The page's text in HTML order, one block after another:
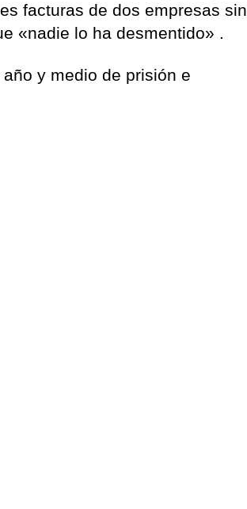
facturas de dos empresas sin
«nadie lo ha desmentido» .​
y medio de prisión e